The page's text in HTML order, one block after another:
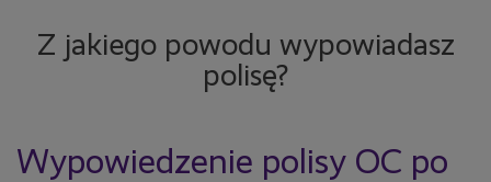
Z jakiego powodu wypowiadasz
polisę?
Wypowiedzenie polisy OC po